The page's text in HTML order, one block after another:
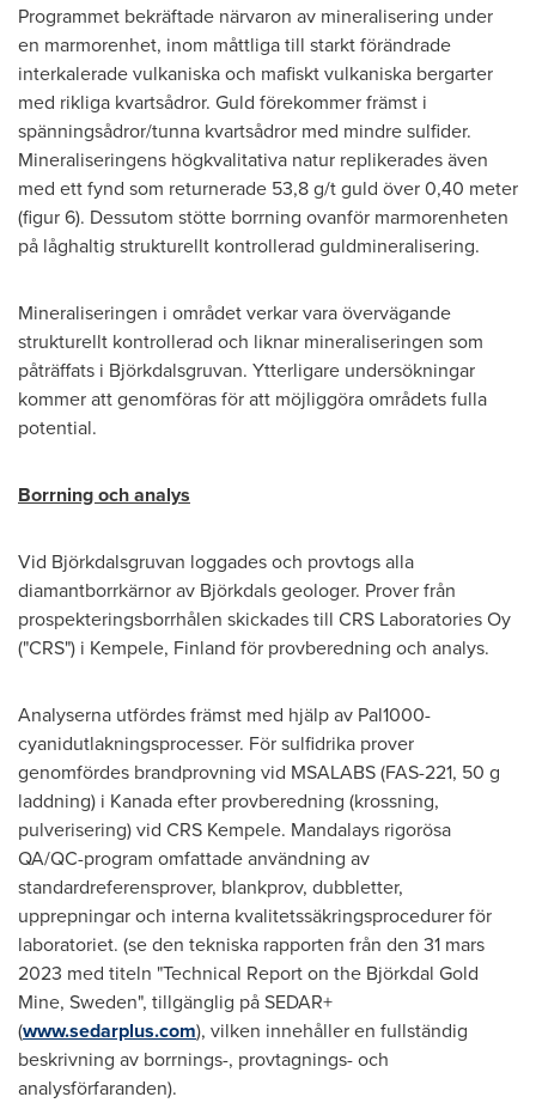
Programmet bekräftade närvaron av mineralisering under
en marmorenhet, inom måttliga till starkt förändrade
interkalerade vulkaniska och mafiskt vulkaniska bergarter
med rikliga kvartsådror. Guld förekommer främst i
spänningsådror/tunna kvartsådror med mindre sulfider.
Mineraliseringens högkvalitativa natur replikerades även
med ett fynd som returnerade 53,8 g/t guld över 0,40 meter
(figur 6). Dessutom stötte borrning ovanför marmorenheten
på låghaltig strukturellt kontrollerad guldmineralisering.
Mineraliseringen i området verkar vara övervägande
strukturellt kontrollerad och liknar mineraliseringen som
påträffats i Björkdalsgruvan. Ytterligare undersökningar
kommer att genomföras för att möjliggöra områdets fulla
potential.
Borrning och analys
Vid Björkdalsgruvan loggades och provtogs alla
diamantborrkärnor av Björkdals geologer. Prover från
prospekteringsborrhålen skickades till CRS Laboratories Oy
("CRS") i Kempele, Finland för provberedning och analys.
Analyserna utfördes främst med hjälp av Pal1000-
cyanidutlakningsprocesser. För sulfidrika prover
genomfördes brandprovning vid MSALABS (FAS-221, 50 g
laddning) i Kanada efter provberedning (krossning,
pulverisering) vid CRS Kempele. Mandalays rigorösa
QA/QC-program omfattade användning av
standardreferensprover, blankprov, dubbletter,
upprepningar och interna kvalitetssäkringsprocedurer för
laboratoriet. (se den tekniska rapporten från den 31 mars
2023 med titeln "Technical Report on the Björkdal Gold
Mine, Sweden", tillgänglig på SEDAR+
(www.sedarplus.com), vilken innehåller en fullständig
beskrivning av borrnings-, provtagnings- och
analysförfaranden).